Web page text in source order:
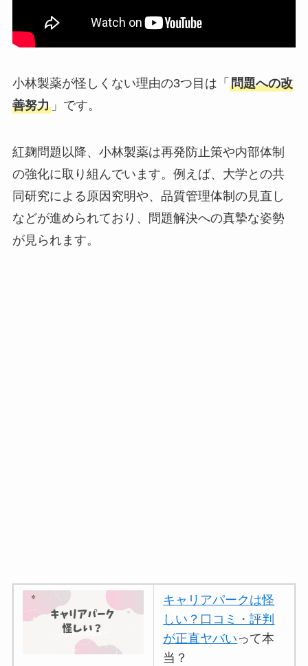
小林製薬が怪しくない理由の3つ目は「 問題への改
善努力」です。
紅麹問題以降、小林製薬は再発防止策や内部体制
の強化に取り組んでいます。例えば、大学との共
同研究による原因究明や、品質管理体制の見直し
などが進められており、問題解決への真摯な姿勢
が見られます。
キャリアパークは怪
しい？口コミ・評判
が正直ヤバいって本
当？